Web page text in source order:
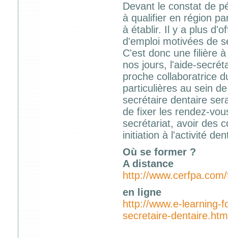
Devant le constat de
à qualifier en région
à établir. Il y a plus
d'emploi motivées de
C'est donc une filière
nos jours, l'aide-
proche collaboratrice
particulières au sein
secrétaire dentaire
de fixer les rendez-
secrétariat, avoir des
initiation à l'activité
Où se former ?
A distance
http://
en ligne
http://www.e-learning-
secretaire-